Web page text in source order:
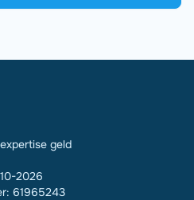
geld
2026
61965243